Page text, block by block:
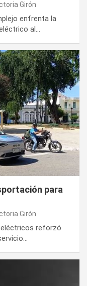
Girón
enfrenta la
al…
para
Girón
eléctricos reforzó